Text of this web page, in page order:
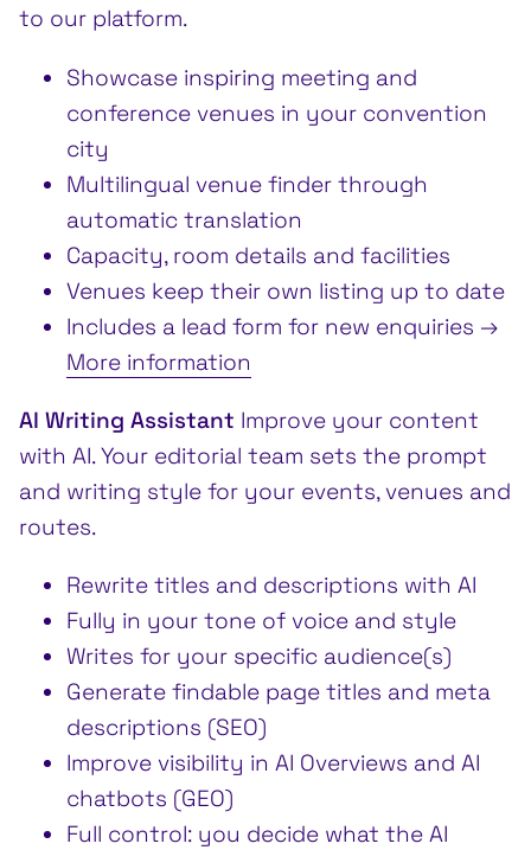
to our platform.
Showcase inspiring meeting and
conference venues in your convention
city
Multilingual venue finder through
automatic translation
Capacity, room details and facilities
Venues keep their own listing up to date
Includes a lead form for new enquiries →
More information
AI Writing Assistant Improve your content
with AI. Your editorial team sets the prompt
and writing style for your events, venues and
routes.
Rewrite titles and descriptions with AI
Fully in your tone of voice and style
Writes for your specific audience(s)
Generate findable page titles and meta
descriptions (SEO)
Improve visibility in AI Overviews and AI
chatbots (GEO)
Full control: you decide what the AI